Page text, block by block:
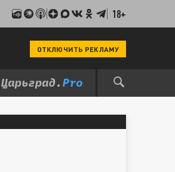
18+
ОТКЛЮЧИТЬ РЕКЛАМУ